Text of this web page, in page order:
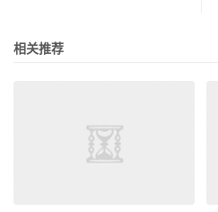
相关推荐